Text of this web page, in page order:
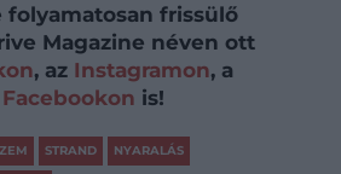
frissülő
Magazine néven ott
, az Instagramon, a
Facebookon is!
STRAND NYARALÁS